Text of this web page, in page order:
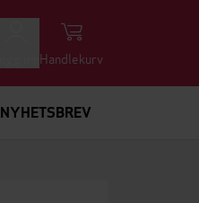
Handlekurv
NYHETSBREV